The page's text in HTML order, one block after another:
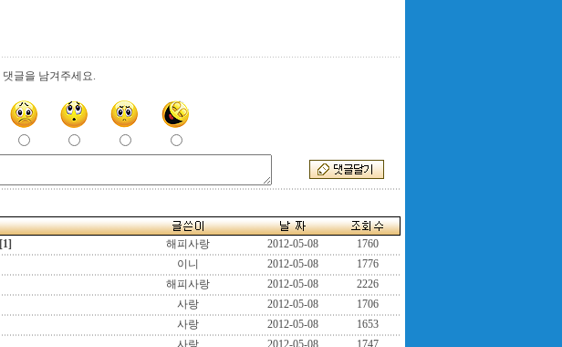
댓글을 남겨주세요.
[1] 해피사랑 2012-05-08
1760
이니 2012-05-08
1776
해피사랑 2012-05-08
2226
사랑 2012-05-08
1706
사랑 2012-05-08
1653
사랑 2012-05-08 1747